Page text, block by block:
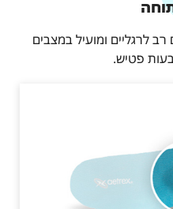
לרגליים ומועיל במצבים
פטיש.